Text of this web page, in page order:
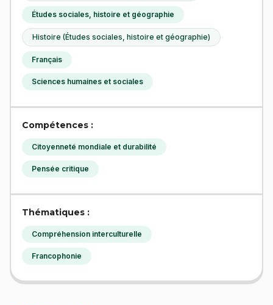
Études sociales, histoire et géographie
Histoire (Études sociales, histoire et géographie)
Français
Sciences humaines et sociales
Compétences :
Citoyenneté mondiale et durabilité
Pensée critique
Thématiques :
Compréhension interculturelle
Francophonie